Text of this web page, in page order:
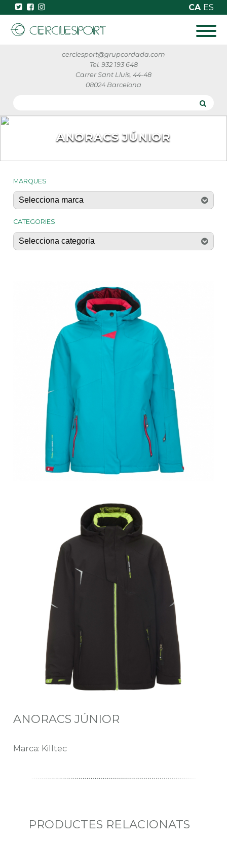
CA ES
cerclesport@grupcordada.com
Tel. 932 193 648
Carrer Sant Lluís, 44-48
08024 Barcelona
ANORACS JÚNIOR
MARQUES
CATEGORIES
ANORACS JÚNIOR
Marca: Killtec
PRODUCTES RELACIONATS